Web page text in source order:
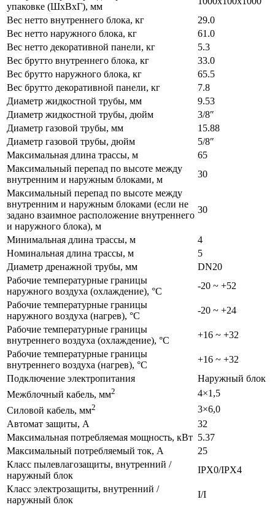
упаковке (ШxВxГ), мм
Вес нетто внутреннего блока, кг
29.0
Вес нетто наружного блока, кг
61.0
Вес нетто декоративной панели, кг
5.3
Вес брутто внутреннего блока, кг
33.0
Вес брутто наружного блока, кг
65.5
Вес брутто декоративной панели, кг
7.8
Диаметр жидкостной трубы, мм
9.53
Диаметр жидкостной трубы, дюйм
3/8″
Диаметр газовой трубы, мм
15.88
Диаметр газовой трубы, дюйм
5/8″
Максимальная длина трассы, м
65
Максимальный перепад по высоте между
внутренним и наружным блоками, м
30
Максимальный перепад по высоте между
внутренним и наружным блоками (если не
задано взаимное расположение внутреннего
и наружного блока), м
30
Минимальная длина трассы, м
4
Номинальная длина трассы, м
5
Диаметр дренажной трубы, мм
DN20
Рабочие температурные границы
наружного воздуха (охлаждение), °C
-20 ~ +52
Рабочие температурные границы
наружного воздуха (нагрев), °C
-20 ~ +24
Рабочие температурные границы
внутреннего воздуха (охлаждение), °C
+16 ~ +32
Рабочие температурные границы
внутреннего воздуха (нагрев), °C
+16 ~ +32
Подключение электропитания
Наружный блок
Межблочный кабель, мм2
4×1,5
Силовой кабель, мм2
3×6,0
Автомат защиты, А
32
Максимальная потребляемая мощность, кВт 5.37
Максимальный потребляемый ток, А
25
Класс пылевлагозащиты, внутренний /
наружный блок
IPX0/IPX4
Класс электрозащиты, внутренний /
наружный блок
I/I